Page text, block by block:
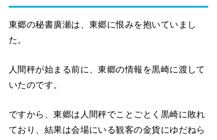
東郷の秘書廣瀬は、東郷に恨みを抱いていまし
た。
人間秤が始まる前に、東郷の情報を黒崎に渡して
いたのです。
ですから、東郷は人間秤でことごとく黒崎に敗れ
ており、結果は会場にいる観客の金貨にゆだねら